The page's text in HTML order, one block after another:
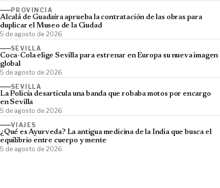
PROVINCIA
Alcalá de Guadaíra aprueba la contratación de las obras para
duplicar el Museo de la Ciudad
5 de agosto de 2026
SEVILLA
Coca-Cola elige Sevilla para estrenar en Europa su nueva imagen
global
5 de agosto de 2026
SEVILLA
La Policía desarticula una banda que robaba motos por encargo
en Sevilla
5 de agosto de 2026
VIAJES
¿Qué es Ayurveda? La antigua medicina de la India que busca el
equilibrio entre cuerpo y mente
5 de agosto de 2026